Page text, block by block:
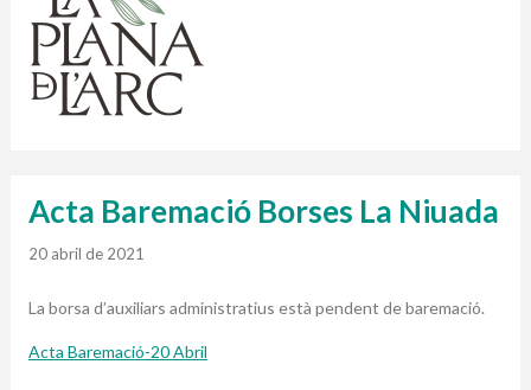
1 contenidors intel·ligents
Finançat per la Unió Europea – NextGenerationEU
Acta Baremació Borses La Niuada
20 abril de 2021
La borsa d’auxiliars administratius està pendent de baremació.
Acta Baremació-20 Abril